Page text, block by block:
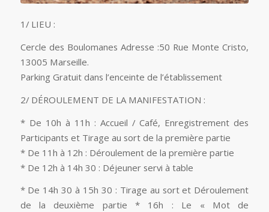
1/ LIEU :
Cercle des Boulomanes Adresse :50 Rue Monte Cristo,
13005 Marseille.
Parking Gratuit dans l’enceinte de l’établissement
2/ DÉROULEMENT DE LA MANIFESTATION :
* De 10h à 11h : Accueil / Café, Enregistrement des
Participants et Tirage au sort de la première partie
* De 11h à 12h : Déroulement de la première partie
* De 12h à 14h 30 : Déjeuner servi à table
* De 14h 30 à 15h 30 : Tirage au sort et Déroulement
de la deuxième partie * 16h : Le « Mot de